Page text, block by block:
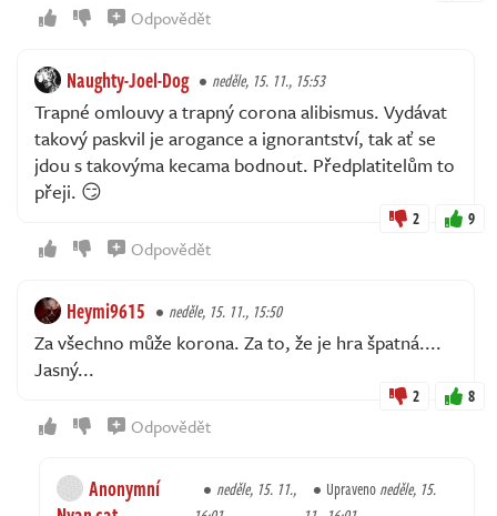
Odpovědět
Naughty-Joel-Dog neděle, 15. 11., 15:53
Trapné omlouvy a trapný corona alibismus. Vydávat
takový paskvil je arogance a ignorantství, tak ať se
jdou s takovýma kecama bodnout. Předplatitelům to
přeji. 😏
2 9
Odpovědět
Heymi9615 neděle, 15. 11., 15:50
Za všechno může korona. Za to, že je hra špatná....
Jasný...
2 8
Odpovědět
Anonymní
neděle, 15. 11.,
Upravenoneděle, 15.